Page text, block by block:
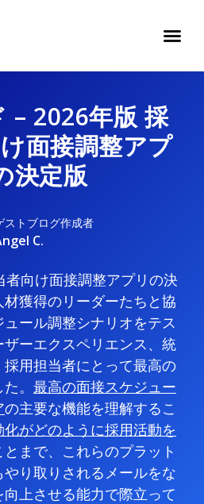
– 2026年版 採
面接調整アプ
決定版
ストブログ作成者
C.
者向け面接調整アプリの決
獲得のリーダーたちと協
ール調整シナリオをテス
ザーエクスペリエンス、統
用担当者にとって最高の
。 最高の面接スケジュー
の主要な機能を理解するこ
がどのように採用活動を
とまで、これらのプラット
り取りされるメールをな
上させる能力で際立って